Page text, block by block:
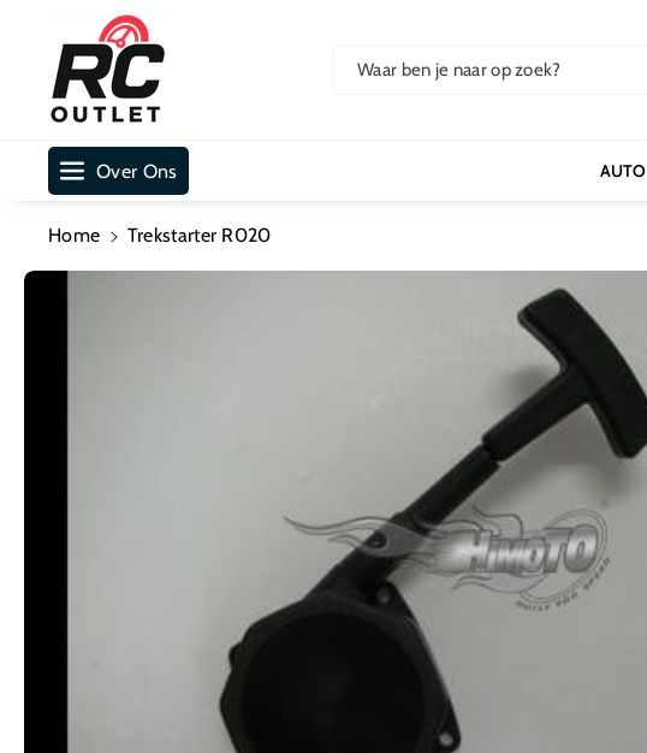
Ar De Cont
Waar ben je naar op zoek?
Over Ons
Home
Trekstarter R020
Ga Direct Naar